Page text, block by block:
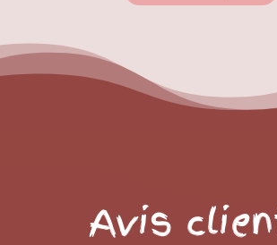
Avis